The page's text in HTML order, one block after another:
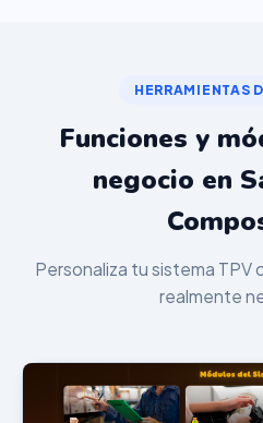
HERRAMIENTAS
Funciones y
negocio en
Personaliza tu sistema TPV
realmente